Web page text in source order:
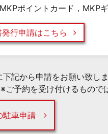
ポイントカード，MKP
行申請はこちら
記から申請をお願い致し
ご予約を受け付けるもので
駐車申請